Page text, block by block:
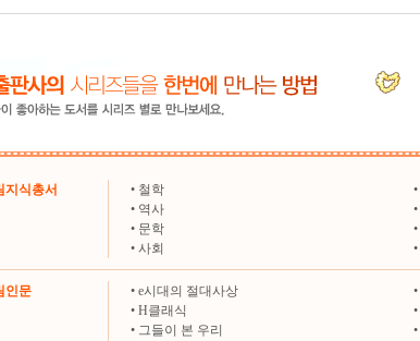
지식총서 • 철학 •
• 역사 •
• 문학 •
• 사회 •
인문 • e시대의 절대사상 •
• H클래식 •
• 그들이 본 우리 •